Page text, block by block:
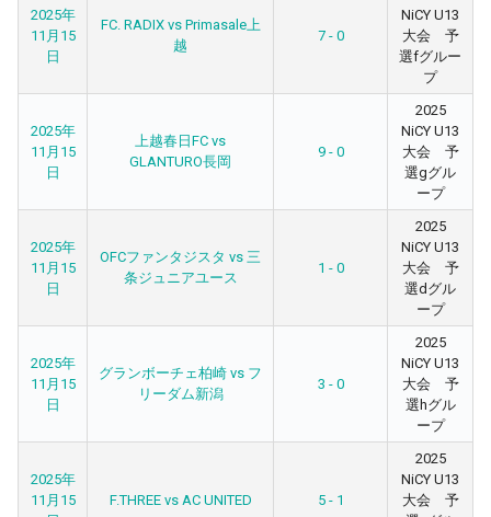
2025年
11月15
日
FC. RADIX vs Primasale上
越
7 - 0
NiCY U13
大会 予
選fグルー
プ
2025年
11月15
日
上越春日FC vs
GLANTURO長岡
9 - 0
2025
NiCY U13
大会 予
選gグル
ープ
2025年
11月15
日
OFCファンタジスタ vs 三
条ジュニアユース
1 - 0
2025
NiCY U13
大会 予
選dグル
ープ
2025年
11月15
日
グランボーチェ柏崎 vs フ
リーダム新潟
3 - 0
2025
NiCY U13
大会 予
選hグル
ープ
2025年
11月15
F.THREE vs AC UNITED 5 - 1
2025
NiCY U13
大会 予